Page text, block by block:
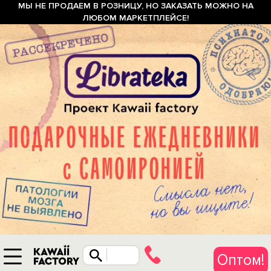
МЫ НЕ ПРОДАЕМ В РОЗНИЦУ, НО ЗАКАЗАТЬ МОЖНО НА
ЛЮБОМ МАРКЕТПЛЕЙСЕ!
Оптом!